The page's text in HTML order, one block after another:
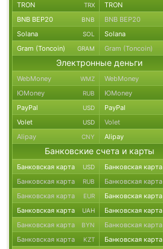
TRON TRX TRON
BNB BEP20 BNB BNB BEP20
Solana SOL Solana
Gram (Toncoin) GRAM Gram (Toncoin)
Электронные деньги
WebMoney WMZ WebMoney
ЮMoney RUB ЮMoney
PayPal USD PayPal
Volet USD Volet
Alipay CNY Alipay
Банковские счета и карты
Банковская карта USD Банковская карта
Банковская карта RUB Банковская карта
Банковская карта EUR Банковская карта
Банковская карта UAH Банковская карта
Банковская карта BYN Банковская карта
Банковская карта KZT Банковская карта